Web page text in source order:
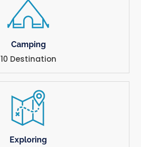
Camping
10 Destination
Exploring